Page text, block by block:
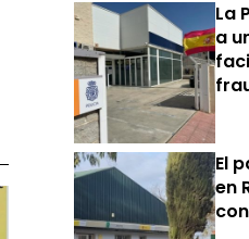
La
a
El
en